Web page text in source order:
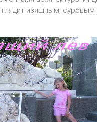
изящным, суровым